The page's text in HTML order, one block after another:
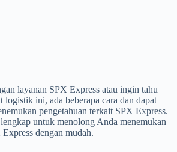
layanan SPX Express atau ingin tahu
logistik ini, ada beberapa cara dan dapat
pengetahuan terkait SPX Express.
untuk menolong Anda menemukan
dengan mudah.